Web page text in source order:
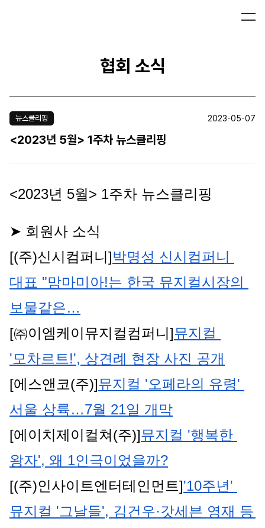
협회 소식
뉴스클리핑 2023-05-07
<2023년 5월> 1주차 뉴스클리핑
<2023년 5월> 1주차 뉴스클리핑
➤ 회원사 소식
[(주)신시컴퍼니]박명성 신시컴퍼니
대표 "맘마미아!는 한국 뮤지컬시장의
보물같은…
[㈜이엠케이뮤지컬컴퍼니]뮤지컬
'모차르트!', 상견례 현장 사진 공개
[에스앤코(주)]뮤지컬 '오페라의 유령'
서울 상륙…7월 21일 개막
[에이치제이컬쳐(주)]뮤지컬 '행복한
왕자', 왜 1인극이었을까?
[(주)인사이트엔터테인먼트]'10주년'
뮤지컬 '그날들', 김건우·갓세븐 영재 등